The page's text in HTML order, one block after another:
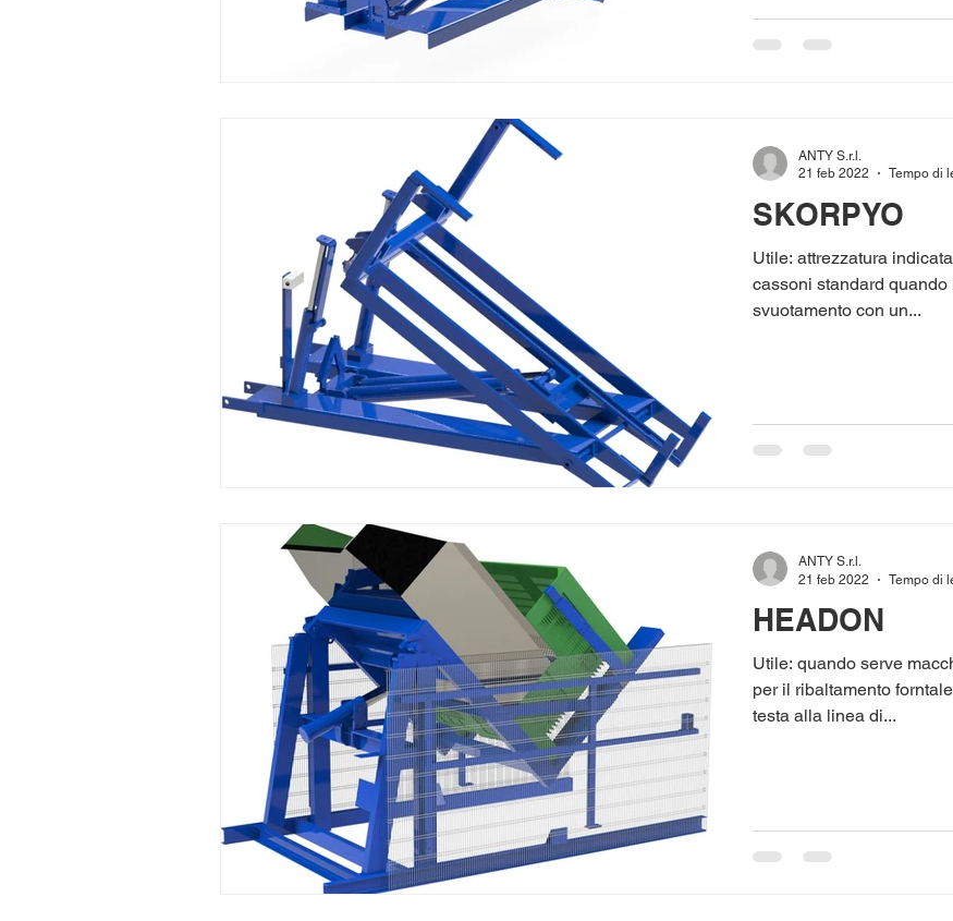
SKORPYO
Utile: attrezzatura
cassoni standard
svuotamento con un...
ANTY S.r.l.
21 feb 2022
Tempo di
HEADON
Utile: quando serve
per il ribaltamento
testa alla linea di...
ANTY S.r.l.
21 feb 2022
Tempo di